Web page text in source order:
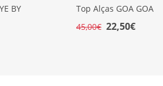
BY
Top Alças GOA GOA
45,00€ 22,50€